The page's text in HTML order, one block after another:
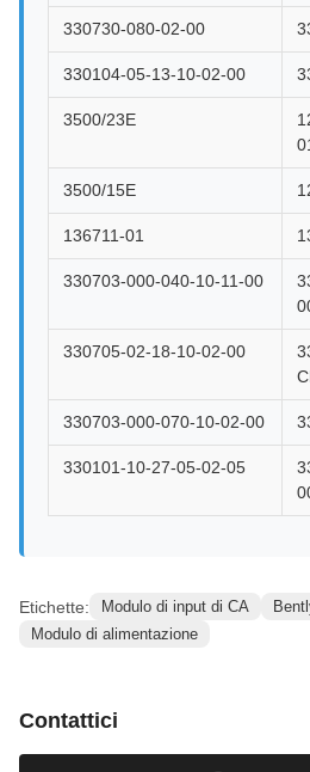
330730-080-02-00
330104-05-13-10-02-00
3500/23E
3500/15E
136711-01
330703-000-040-10-11-00
330705-02-18-10-02-00
330703-000-070-10-02-00
330101-10-27-05-02-05
Etichette: Modulo di input di CA
Modulo di alimentazione
Contattici